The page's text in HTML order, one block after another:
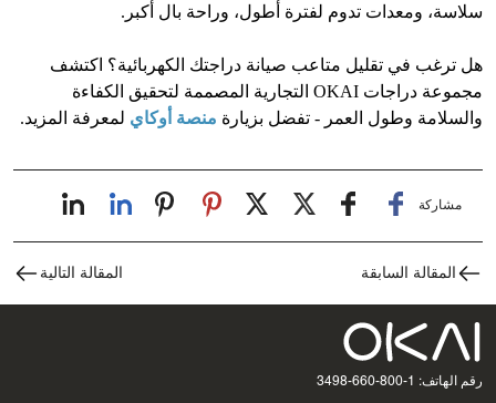
سلاسة، ومعدات تدوم لفترة أطول، وراحة بال أكبر.
هل ترغب في تقليل متاعب صيانة دراجتك الكهربائية؟ اكتشف
مجموعة دراجات OKAI التجارية المصممة لتحقيق الكفاءة
والسلامة وطول العمر - تفضل بزيارة منصة أوكاي لمعرفة المزيد.
مشاركة
المقالة السابقة المقالة التالية
رقم الهاتف: 1-800-660-3498